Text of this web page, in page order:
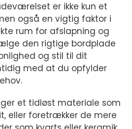
er ikke kun et
også en vigtig faktor i
rum for afslapning og
den rigtige bordplade
og stil til dit
med at du opfylder
et tidløst materiale som
eller foretrækker de mere